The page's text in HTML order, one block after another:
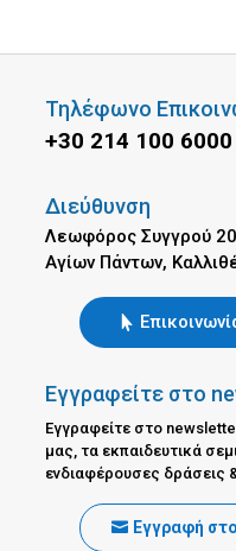
Τηλέφωνο
+30 214 100 6000
Διεύθυνση
Λεωφόρος Συγγρού
Αγίων Πάντων,
Εγγραφείτε στο
Εγγραφείτε στο
μας, τα εκπαιδευτικά
ενδιαφέρουσες δράσεις
Εγγραφή